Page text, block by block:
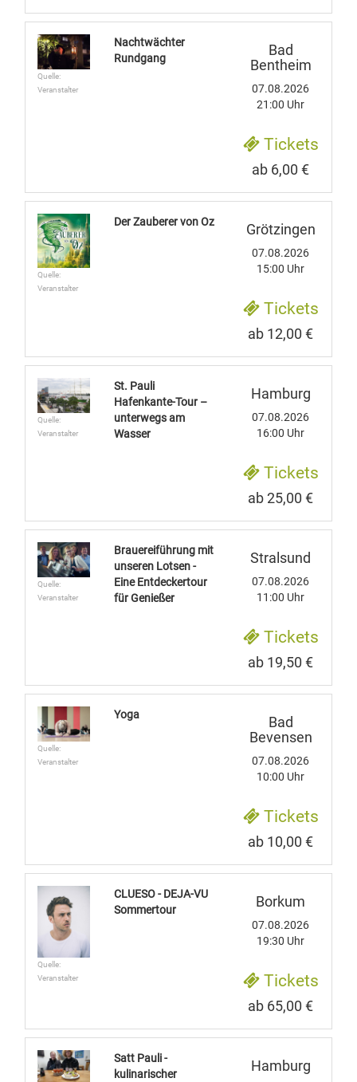
Quelle:
Veranstalter
Nachtwächter
Rundgang
Bad
Bentheim
07.08.2026
21:00 Uhr
Tickets
ab 6,00 €
Quelle:
Veranstalter
Der Zauberer von Oz Grötzingen
07.08.2026
15:00 Uhr
Tickets
ab 12,00 €
Quelle:
Veranstalter
St. Pauli
Hafenkante-Tour –
unterwegs am
Wasser
Hamburg
07.08.2026
16:00 Uhr
Tickets
ab 25,00 €
Quelle:
Veranstalter
Brauereiführung mit
unseren Lotsen -
Eine Entdeckertour
für Genießer
Stralsund
07.08.2026
11:00 Uhr
Tickets
ab 19,50 €
Quelle:
Veranstalter
Yoga
Bad
Bevensen
07.08.2026
10:00 Uhr
Tickets
ab 10,00 €
Quelle:
Veranstalter
CLUESO - DEJA-VU
Sommertour
Borkum
07.08.2026
19:30 Uhr
Tickets
ab 65,00 €
Satt Pauli -
kulinarischer
Hamburg